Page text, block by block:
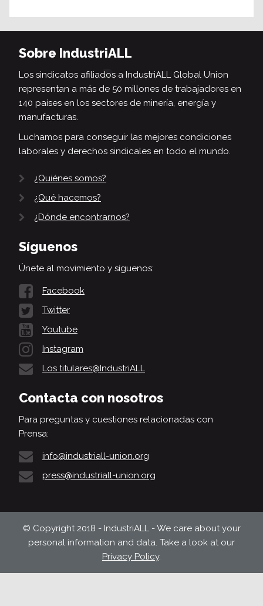
Sobre IndustriALL
Los sindicatos afiliados a IndustriALL Global Union
representan a más de 50 millones de trabajadores en
140 países en los sectores de minería, energía y
manufacturas.
Luchamos para conseguir las mejores condiciones
laborales y derechos sindicales en todo el mundo.
¿Quiénes somos?
¿Qué hacemos?
¿Dónde encontrarnos?
Síguenos
Únete al movimiento y síguenos:
Facebook
Twitter
Youtube
Instagram
Los titulares@IndustriALL
Contacta con nosotros
Para preguntas y cuestiones relacionadas con
Prensa:
info@industriall-union.org
press@industriall-union.org
© Copyright 2018 - IndustriALL - We care about your
personal information and data. Take a look at our
Privacy Policy.